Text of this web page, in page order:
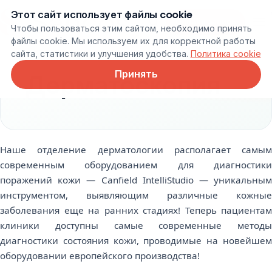
Онлайн запись
Дерматоскопия
Наше отделение дерматологии располагает самым
современным оборудованием для диагностики
поражений кожи — Canfield IntelliStudio — уникальным
инструментом, выявляющим различные кожные
заболевания еще на ранних стадиях! Теперь пациентам
клиники доступны самые современные методы
диагностики состояния кожи, проводимые на новейшем
оборудовании европейского производства!
Этот сайт использует файлы cookie
Чтобы пользоваться этим сайтом, необходимо принять
файлы cookie. Мы используем их для корректной работы
сайта, статистики и улучшения удобства. Политика cookie
Принять